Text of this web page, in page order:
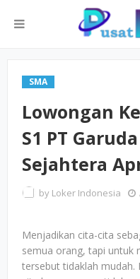
SMA
Lowongan
S1 PT
Sejahtera
by Loker Indonesia
Menjadikan cita-cita
semua orang, tapi untuk
tersebut tidaklah mudah.